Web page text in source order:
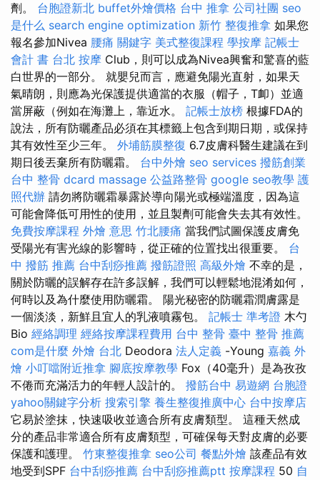
劑。 台胞證新北 buffet外燴價格 台中 推拿 公司社團 seo
是什么 search engine optimization 新竹 整復推拿 如果您
報名參加Nivea 腰痛 關鍵字 美式整復課程 學按摩 記帳士
會計 書 台北 按摩 Club，則可以成為Nivea興奮和驚喜的藍
白世界的一部分。 就嬰兒而言，應避免陽光直射，如果天
氣晴朗，則應為光保護提供適當的衣服（帽子，T卹）並適
當屏蔽（例如在海灘上，靠近水。 記帳士放榜 根據FDA的
說法，所有防曬產品必須在其標籤上包含到期日期，或保持
其有效性至少三年。 外埔筋膜整復 6.7皮膚科醫生建議在到
期日後丟棄所有防曬霜。 台中外燴 seo services 撥筋創業
台中 整骨 dcard massage 公益路整骨 google seo教學 護
照代辦 請勿將防曬霜暴露於導向陽光或極端溫度，因為這
可能會降低可用性的使用，並且製劑可能會失去其有效性。
免費按摩課程 外燴 意思 竹北腰痛 當我們試圖保護皮膚免
受陽光有害光線的影響時，從正確的位置找出很重要。 台
中 撥筋 推薦 台中刮痧推薦 撥筋證照 高級外燴 不幸的是，
關於防曬的誤解存在許多誤解，我們可以輕鬆地混淆如何，
何時以及為什麼使用防曬霜。 陽光秘密的防曬霜潤膚露是
一個淡淡，新鮮且宜人的乳液噴霧包。 記帳士 準考證 木勺
Bio 經絡調理 經絡按摩課程費用 台中 整骨 臺中 整骨 推薦
com是什麼 外燴 台北 Deodora 法人定義 -Young 嘉義 外
燴 小叮噹附近推拿 腳底按摩教學 Fox（40毫升）是為孜孜
不倦而充滿活力的年輕人設計的。 撥筋台中 易遊網 台胞證
yahoo關鍵字分析 搜索引擎 養生整復推廣中心 台中按摩店
它易於塗抹，快速吸收並適合所有皮膚類型。 這種天然成
分的產品非常適合所有皮膚類型，可確保每天對皮膚的必要
保護和護理。 竹東整復推拿 seo公司 餐點外燴 該產品有效
地受到SPF 台中刮痧推薦 台中刮痧推薦ptt 按摩課程 50 自